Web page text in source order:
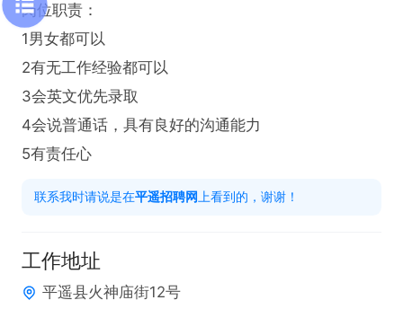
岗位职责：
1男女都可以
2有无工作经验都可以
3会英文优先录取
4会说普通话，具有良好的沟通能力
5有责任心
联系我时请说是在平遥招聘网 上看到的，谢谢！
工作地址
平遥县火神庙街12号